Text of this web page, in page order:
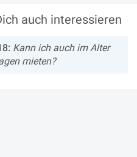
auch interessieren
Kann ich auch im Alter
mieten?